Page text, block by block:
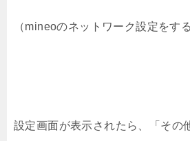
（mineoのネットワーク設定をす
設定画面が表示されたら、「その